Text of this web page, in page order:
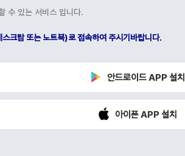
수 있는 서비스 입니다.
탑 또는 노트북)로 접속하여 주시기바랍니다.
안드로이드 APP 설치
아이폰 APP 설치